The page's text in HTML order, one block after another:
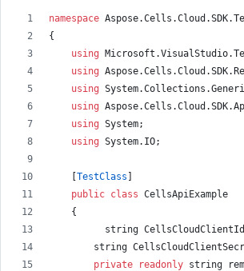
namespace Aspose.Cells .Cloud .SDK.
{
using
Microsoft .VisualStudio.
using Aspose.Cells .Cloud .SDK.
using System.Collections .
using Aspose.Cells .Cloud .SDK.
using System;
using System. IO;
TestClass
public class CellsApiExample
{
string CellsCloudClientId
string
private
readonly string